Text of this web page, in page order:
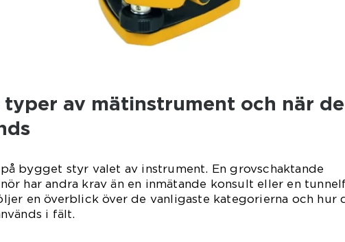
typer av mätinstrument och när de
bygget styr valet av instrument. En grovschaktande
har andra krav än en inmätande konsult eller en
en överblick över de vanligaste kategorierna och hur
i fält.